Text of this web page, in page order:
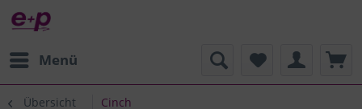
Menü
Übersicht Cinch